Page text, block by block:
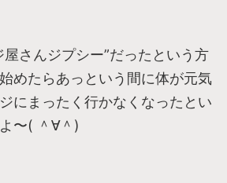
さんジプシー”だったという方
めたらあっという間に体が元気
にまったく行かなくなったとい
〜( ＾∀＾)